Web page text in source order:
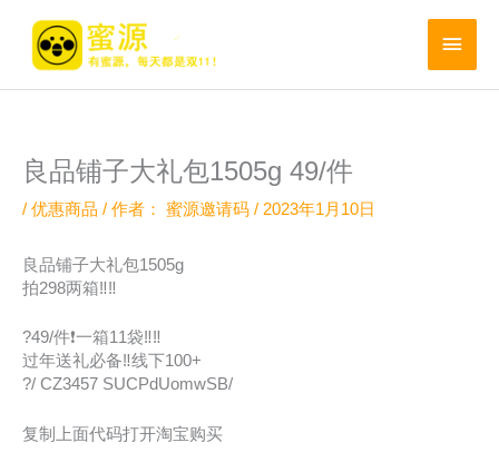
主
菜
良品铺子大礼包1505g 49/件
/ 优惠商品 / 作者： 蜜源邀请码 / 2023年1月10日
️良品铺子大礼包1505g
拍298️两箱‼️‼️
?️49/件❗一箱11袋‼️‼️
过年送礼必备‼️线下100+
?/ CZ3457 SUCPdUomwSB/
复制上面代码打开淘宝购买